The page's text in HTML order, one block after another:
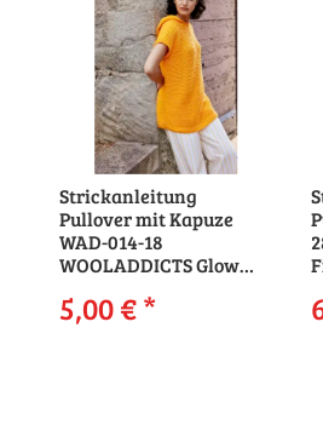
Strickanleitung
Pullover mit Kapuze
WAD-014-18
WOOLADDICTS Glow
download
5,00 €*